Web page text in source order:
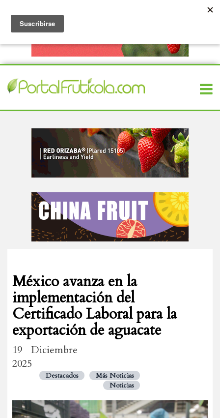
México avanza en la
implementación del
Certificado Laboral para la
exportación de aguacate
19 Diciembre
2025
Destacados
Más Noticias
Noticias